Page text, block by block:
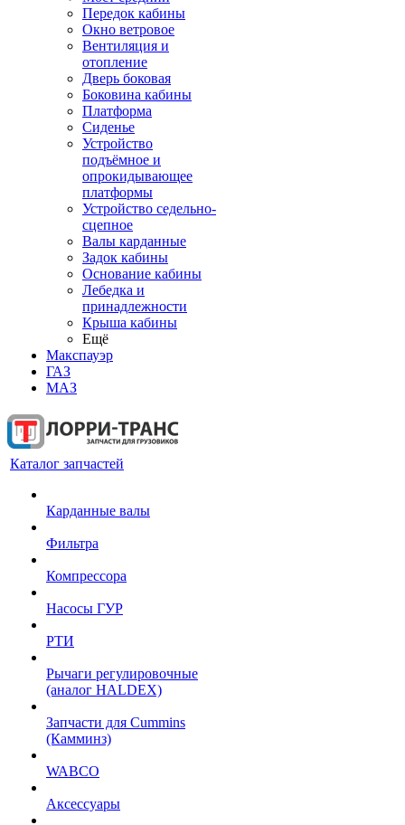
Передок кабины
Окно ветровое
Вентиляция и
отопление
Дверь боковая
Боковина кабины
Платформа
Сиденье
Устройство
подъёмное и
опрокидывающее
платформы
Устройство седельно-
сцепное
Валы карданные
Задок кабины
Основание кабины
Лебедка и
принадлежности
Крыша кабины
Ещё
Макспауэр
ГАЗ
МАЗ
Каталог запчастей
Карданные валы
Фильтра
Компрессора
Насосы ГУР
РТИ
Рычаги регулировочные
(аналог HALDEX)
Запчасти для Cummins
(Камминз)
WABCO
Аксессуары